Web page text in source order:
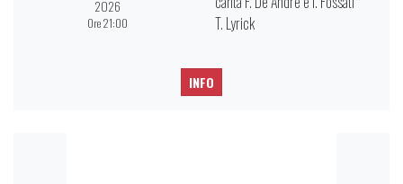
2026
Ore 21:00
T. Lyrick
INFO